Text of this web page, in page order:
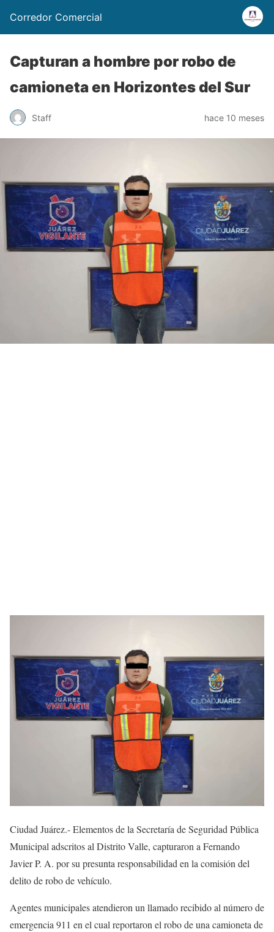
Corredor Comercial
Capturan a hombre por robo de
camioneta en Horizontes del Sur
Staff hace 10 meses
Ciudad Juárez.- Elementos de la Secretaría de Seguridad Pública
Municipal adscritos al Distrito Valle, capturaron a Fernando
Javier P. A. por su presunta responsabilidad en la comisión del
delito de robo de vehículo.
Agentes municipales atendieron un llamado recibido al número de
emergencia 911 en el cual reportaron el robo de una camioneta de